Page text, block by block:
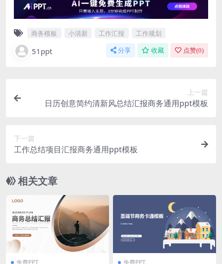
商务模板 小清新 工作汇报 工作规划
51ppt 分享 收藏 点赞(0)
上一篇
日历创意简约清新风总结汇报商务通用ppt模板
下一篇
工作总结项目汇报商务通用ppt模板
相关文章